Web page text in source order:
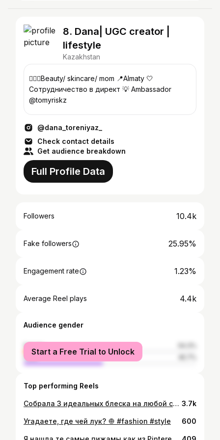
8. Dana| UGC creator |
lifestyle
Kazakhstan
🧘🏻‍♀️Beauty/ skincare/ mom 📍Almaty 🤍
Сотрудничество в директ 💡 Ambassador
@tomyriskz
@dana_toreniyaz_
Check contact details
Get audience breakdown
Full Profile Data
Followers 10.4k
Fake followers 25.95%
Engagement rate 1.23%
Average Reel plays 4.4k
Audience gender
female
male
Start a Free Trial to Unlock
Top performing Reels
Собрала 3 идеальных блеска на любой случай 💄 @lick_beauty #блескдлягуб 3.7k
Угадаете, где чей лук? 🧅 #fashion #style 600